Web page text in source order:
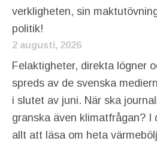
verkligheten, sin
politik!
2 augusti, 2026
Felaktigheter, direkta lögner
spreds av de svenska
i slutet av juni. När ska
granska även klimatfrågan? I
allt att läsa om heta